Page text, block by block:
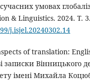
умовах
& Linguistics. 2024. Т.
j.isjel.20240302.14
of translation:
записки Вінницького
імені Михайла